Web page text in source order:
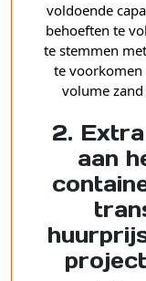
voldoende
behoeften te
te stemmen
te voorkomen
volume
2.
aan